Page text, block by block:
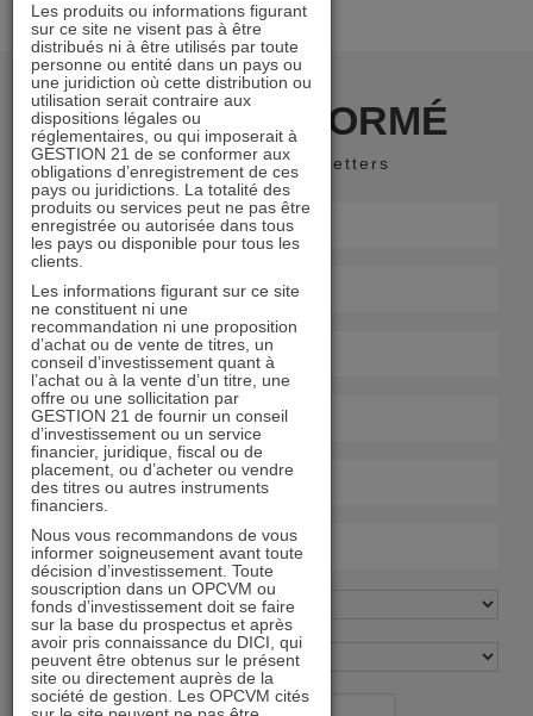
RESTER INFORMÉ
Recevoir nos newsletters
Les produits ou informations figurant
sur ce site ne visent pas à être
distribués ni à être utilisés par toute
personne ou entité dans un pays ou
une juridiction où cette distribution ou
utilisation serait contraire aux
dispositions légales ou
réglementaires, ou qui imposerait à
GESTION 21 de se conformer aux
obligations d’enregistrement de ces
pays ou juridictions. La totalité des
produits ou services peut ne pas être
enregistrée ou autorisée dans tous
les pays ou disponible pour tous les
clients.
Les informations figurant sur ce site
ne constituent ni une
recommandation ni une proposition
d’achat ou de vente de titres, un
conseil d’investissement quant à
l’achat ou à la vente d’un titre, une
offre ou une sollicitation par
GESTION 21 de fournir un conseil
d’investissement ou un service
financier, juridique, fiscal ou de
placement, ou d’acheter ou vendre
des titres ou autres instruments
financiers.
Nous vous recommandons de vous
informer soigneusement avant toute
décision d’investissement. Toute
souscription dans un OPCVM ou
fonds d’investissement doit se faire
sur la base du prospectus et après
avoir pris connaissance du DICI, qui
peuvent être obtenus sur le présent
site ou directement auprès de la
société de gestion. Les OPCVM cités